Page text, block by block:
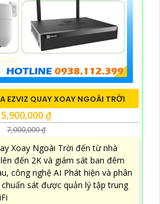
EZVIZ QUAY XOAY NGOÀI TRỜI
5,900,000 ₫
7,000,000 ₫
Xoay Ngoài Trời đến từ nhà
đến 2K và giám sát ban đêm
công nghệ AI Phát hiện và phân
sát được quản lý tập trung